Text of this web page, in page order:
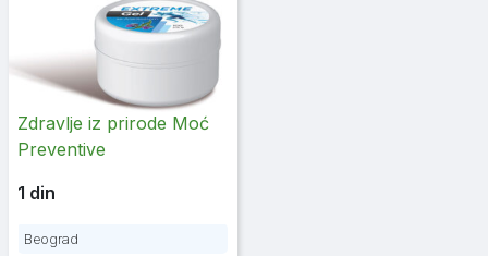
Zdravlje iz prirode Moć
Preventive
1 din
Beograd